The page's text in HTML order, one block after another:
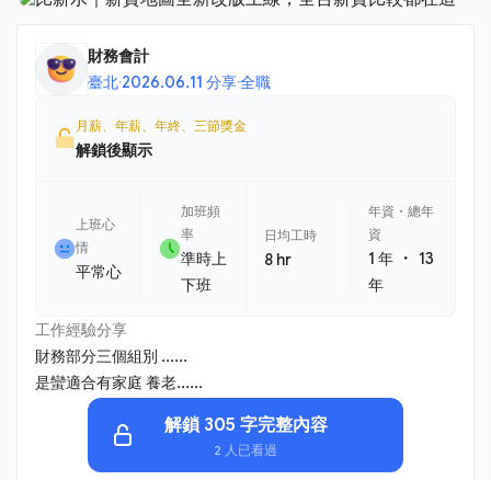
財務會計
臺北·2026.06.11 分享·全職
月薪、年薪、年終、三節獎金
解鎖後顯示
上班心
情
平常心
加班頻
率
準時上
下班
日均工時
8 hr
年資・總年
資
1 年 ・13
年
工作經驗分享
財務部分三個組別 ......
是蠻適合有家庭 養老......
解鎖 305 字完整內容
2 人已看過